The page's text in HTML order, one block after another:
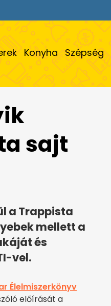
Konyha Szépség
sajt
a Trappista
mellett a
és
vel.
Élelmiszerkönyv
előírását a